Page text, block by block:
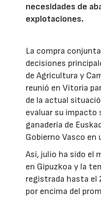
necesidades de
explotaciones.
La compra
decisiones
de Agricultura y
reunió en Vitoria
de la actual
evaluar su impacto
ganadería de
Gobierno Vasco en
Así, julio ha sido el
en Gipuzkoa y la
registrada hasta el
por encima del